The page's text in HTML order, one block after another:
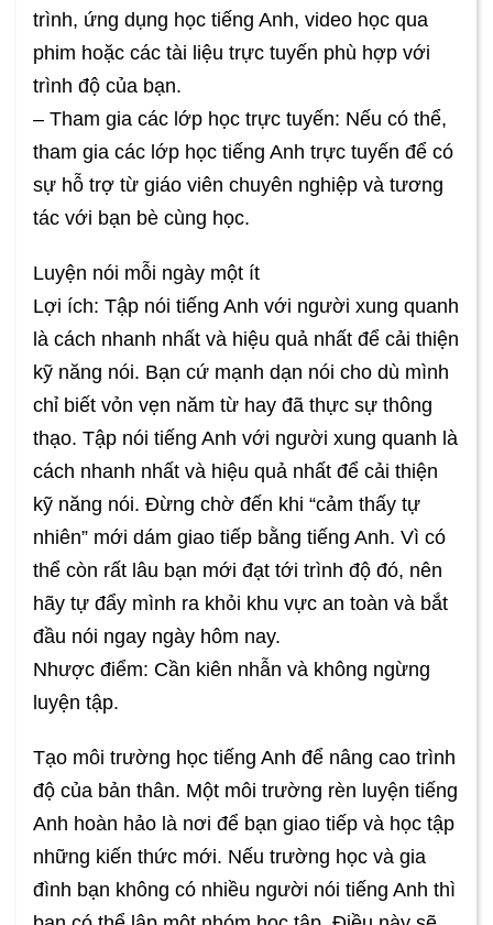
trình, ứng dụng học tiếng Anh, video học qua
phim hoặc các tài liệu trực tuyến phù hợp với
trình độ của bạn.
– Tham gia các lớp học trực tuyến: Nếu có thể,
tham gia các lớp học tiếng Anh trực tuyến để có
sự hỗ trợ từ giáo viên chuyên nghiệp và tương
tác với bạn bè cùng học.
Luyện nói mỗi ngày một ít
Lợi ích: Tập nói tiếng Anh với người xung quanh
là cách nhanh nhất và hiệu quả nhất để cải thiện
kỹ năng nói. Bạn cứ mạnh dạn nói cho dù mình
chỉ biết vỏn vẹn năm từ hay đã thực sự thông
thạo. Tập nói tiếng Anh với người xung quanh là
cách nhanh nhất và hiệu quả nhất để cải thiện
kỹ năng nói. Đừng chờ đến khi “cảm thấy tự
nhiên” mới dám giao tiếp bằng tiếng Anh. Vì có
thể còn rất lâu bạn mới đạt tới trình độ đó, nên
hãy tự đẩy mình ra khỏi khu vực an toàn và bắt
đầu nói ngay ngày hôm nay.
Nhược điểm: Cần kiên nhẫn và không ngừng
luyện tập.
Tạo môi trường học tiếng Anh để nâng cao trình
độ của bản thân. Một môi trường rèn luyện tiếng
Anh hoàn hảo là nơi để bạn giao tiếp và học tập
những kiến thức mới. Nếu trường học và gia
đình bạn không có nhiều người nói tiếng Anh thì